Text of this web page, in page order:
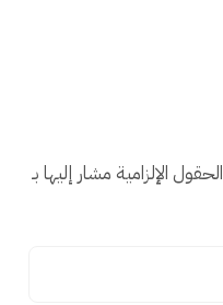
الحقول الإلزامية مشار إليها بـ